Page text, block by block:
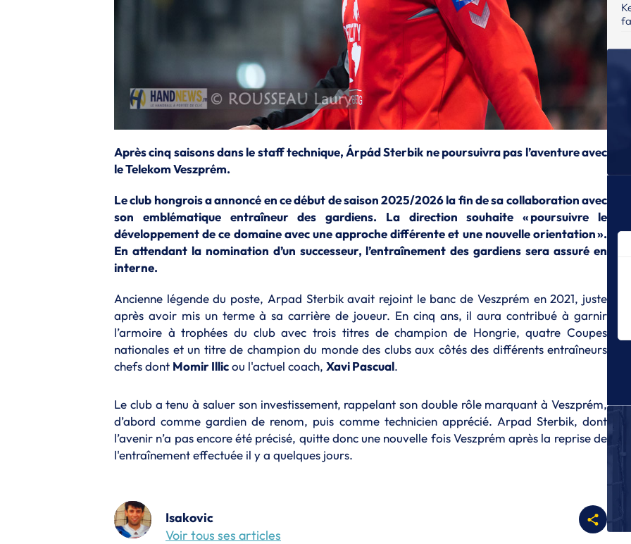
Après cinq saisons dans le staff technique, Árpád Sterbik ne poursuivra pas l’aventure avec
le Telekom Veszprém.
Le club hongrois a annoncé en ce début de saison 2025/2026 la fin de sa collaboration avec
son emblématique entraîneur des gardiens. La direction souhaite « poursuivre le
développement de ce domaine avec une approche différente et une nouvelle orientation ».
En attendant la nomination d’un successeur, l’entraînement des gardiens sera assuré en
interne.
Ancienne légende du poste, Arpad Sterbik avait rejoint le banc de Veszprém en 2021, juste
après avoir mis un terme à sa carrière de joueur. En cinq ans, il aura contribué à garnir
l’armoire à trophées du club avec trois titres de champion de Hongrie, quatre Coupes
nationales et un titre de champion du monde des clubs aux côtés des différents entraîneurs
chefs dont Momir Illicou l'actuel coach, Xavi Pascual.
Le club a tenu à saluer son investissement, rappelant son double rôle marquant à Veszprém,
d’abord comme gardien de renom, puis comme technicien apprécié. Arpad Sterbik, dont
l’avenir n’a pas encore été précisé, quitte donc une nouvelle fois Veszprém après la reprise de
l'entraînement effectuée il y a quelques jours.
Isakovic
Voir tous ses articles